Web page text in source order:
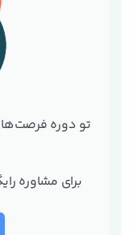
تو دوره
برای مشاوره